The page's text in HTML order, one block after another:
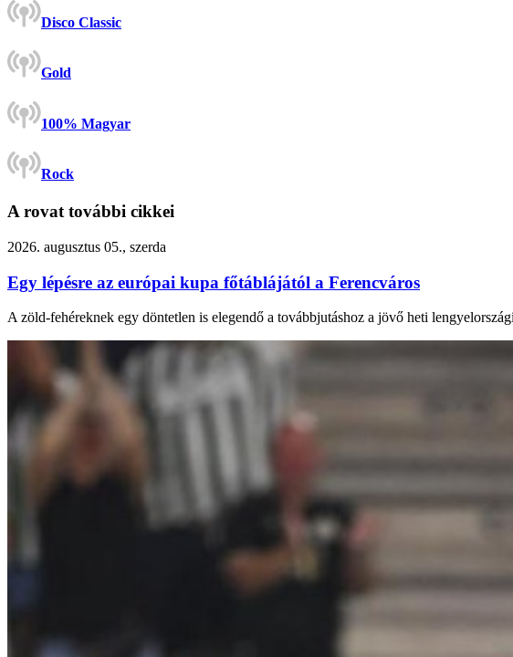
Disco Classic
Gold
100% Magyar
Rock
A rovat további cikkei
2026. augusztus 05., szerda
Egy lépésre az európai kupa főtáblájától a Ferencváros
A zöld-fehéreknek egy döntetlen is elegendő a továbbjutáshoz a jövő heti